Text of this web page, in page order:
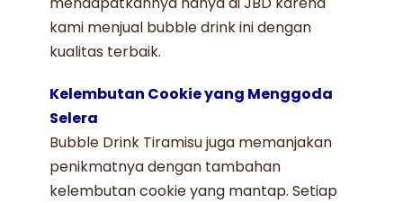
kami menjual bubble drinkini dengan
kualitas terbaik.
Kelembutan Cookie yang Menggoda
Selera
Bubble Drink Tiramisujuga memanjakan
penikmatnya dengan tambahan
kelembutan cookie yang mantap. Setiap